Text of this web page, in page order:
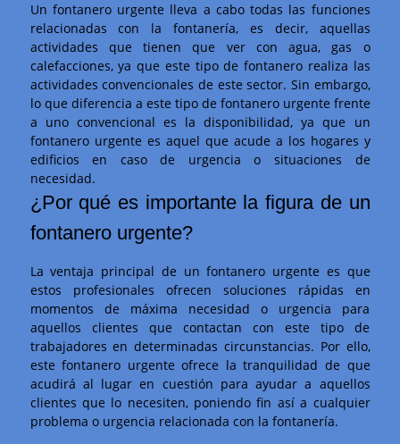
Un fontanero urgente lleva a cabo todas las funciones
relacionadas con la fontanería, es decir, aquellas
actividades que tienen que ver con agua, gas o
calefacciones, ya que este tipo de fontanero realiza las
actividades convencionales de este sector. Sin embargo,
lo que diferencia a este tipo de fontanero urgente frente
a uno convencional es la disponibilidad, ya que un
fontanero urgente es aquel que acude a los hogares y
edificios en caso de urgencia o situaciones de
necesidad.
¿Por qué es importante la figura de un
fontanero urgente?
La ventaja principal de un fontanero urgente es que
estos profesionales ofrecen soluciones rápidas en
momentos de máxima necesidad o urgencia para
aquellos clientes que contactan con este tipo de
trabajadores en determinadas circunstancias. Por ello,
este fontanero urgente ofrece la tranquilidad de que
acudirá al lugar en cuestión para ayudar a aquellos
clientes que lo necesiten, poniendo fin así a cualquier
problema o urgencia relacionada con la fontanería.